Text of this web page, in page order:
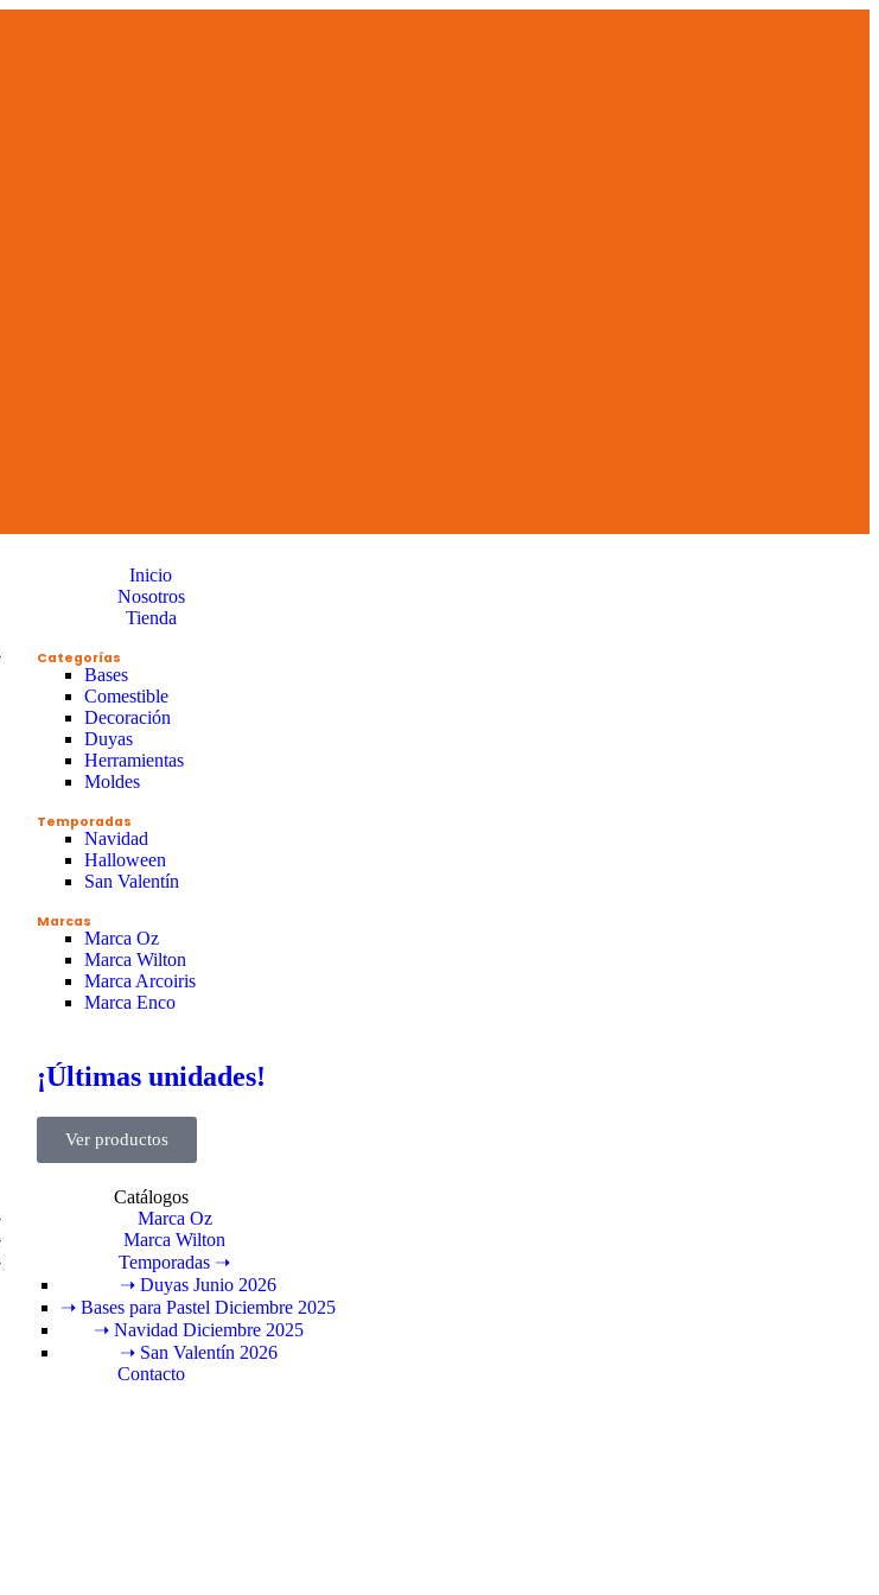
Inicio
Nosotros
Tienda
Categorías
Bases
Comestible
Decoración
Duyas
Herramientas
Moldes
Temporadas
Navidad
Halloween
San Valentín
Marcas
Marca Oz
Marca Wilton
Marca Arcoiris
Marca Enco
¡Últimas unidades!
Ver productos
Catálogos
Marca Oz
Marca Wilton
Temporadas ➝
➝ Duyas Junio 2026
➝ Bases para Pastel Diciembre 2025
➝ Navidad Diciembre 2025
➝ San Valentín 2026
Contacto